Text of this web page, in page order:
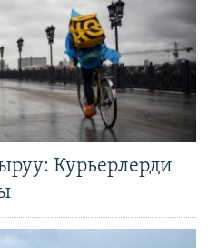
Курьерлерди